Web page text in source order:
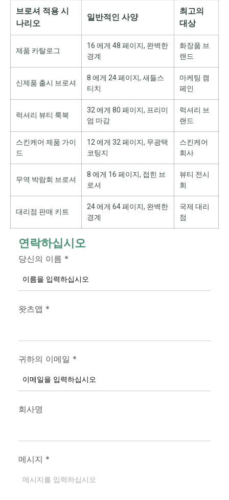
브로셔 적용 시
나리오
일반적인 사양
최고의
대상
제품 카탈로그
16 에게 48 페이지, 완벽한
경계
화장품 브
랜드
신제품 출시 브로셔
8 에게 24 페이지, 새들스
티치
마케팅 캠
페인
럭셔리 뷰티 룩북
32 에게 80 페이지, 프리미
엄 마감
럭셔리 브
랜드
스킨케어 제품 가이
드
12 에게 32 페이지, 무광택
코팅지
스킨케어
회사
무역 박람회 브로셔
8 에게 16 페이지, 접힌 브
로셔
뷰티 전시
회
대리점 판매 키트
24 에게 64 페이지, 완벽한
경계
국제 대리
점
연락하십시오
당신의 이름 *
왓츠앱 *
귀하의 이메일 *
회사명
메시지 *